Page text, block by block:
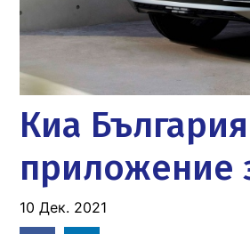
Киа
приложение
10 Дек. 2021